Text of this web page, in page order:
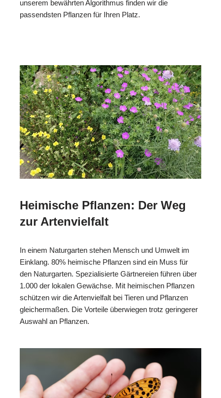
unserem bewährten Algorithmus finden wir die
passendsten Pflanzen für Ihren Platz.
Heimische Pflanzen: Der Weg
zur Artenvielfalt
In einem Naturgarten stehen Mensch und Umwelt im
Einklang. 80% heimische Pflanzen sind ein Muss für
den Naturgarten. Spezialisierte Gärtnereien führen über
1.000 der lokalen Gewächse. Mit heimischen Pflanzen
schützen wir die Artenvielfalt bei Tieren und Pflanzen
gleichermaßen. Die Vorteile überwiegen trotz geringerer
Auswahl an Pflanzen.